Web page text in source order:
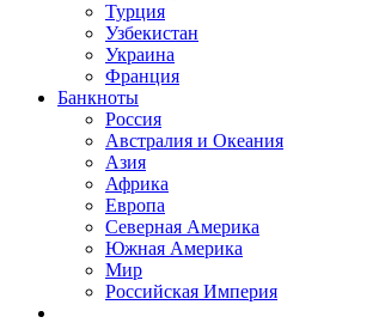
Турция
Узбекистан
Украина
Франция
Банкноты
Россия
Австралия и Океания
Азия
Африка
Европа
Северная Америка
Южная Америка
Мир
Российская Империя